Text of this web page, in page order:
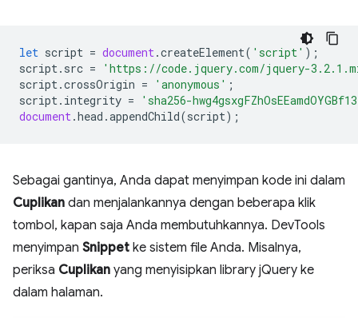
let script = document.createElement( 'script' );
script. src =
'https://code.jquery.com/jquery-
script.crossOrigin = 'anonymous' ;
script. integrity =
'sha256-
document.head .appendChild(script);
Sebagai gantinya, Anda dapat menyimpan kode ini dalam
Cuplikan dan menjalankannya dengan beberapa klik
tombol, kapan saja Anda membutuhkannya. DevTools
menyimpan Snippet ke sistem file Anda. Misalnya,
periksa Cuplikan yang menyisipkan library jQuery ke
dalam halaman.